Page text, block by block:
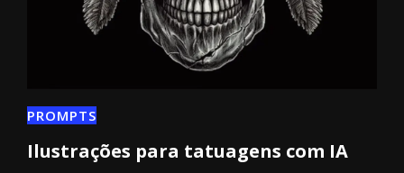
PROMPTS
Ilustrações para tatuagens com IA